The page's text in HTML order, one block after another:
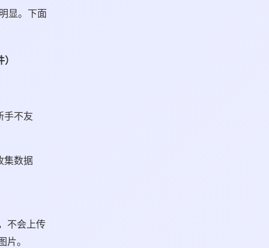
显。下面
手不友
集数据
不会上传
。